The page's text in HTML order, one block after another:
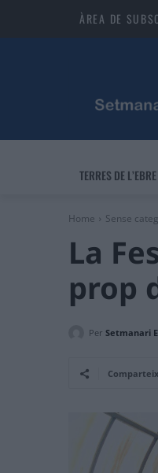
ÀREA DE
TERRES DE L’EBRE
Home Sense
La
prop
Per Setmanari
Comparteix